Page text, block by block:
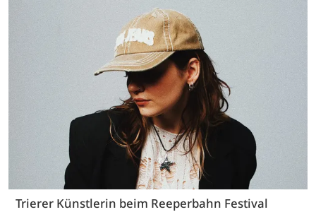
Trierer Künstlerin beim Reeperbahn Festival